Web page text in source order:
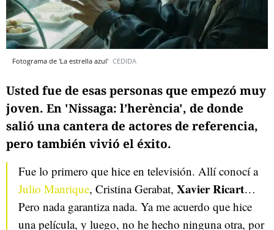
Fotograma de 'La estrella azul' CEDIDA
Usted fue de esas personas que empezó muy
joven. En 'Nissaga: l’herència', de donde
salió una cantera de actores de referencia,
pero también vivió el éxito.
Fue lo primero que hice en televisión. Allí conocí a
Julio Manrique, Cristina Gerabat, Xavier Ricart…
Pero nada garantiza nada. Ya me acuerdo que hice
una película, y luego, no he hecho ninguna otra, por